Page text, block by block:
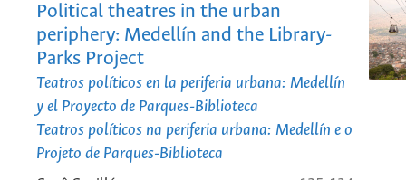
Political theatres in the urban
periphery: Medellín and the Library-
Parks Project
Teatros políticos en la periferia urbana: Medellín
y el Proyecto de Parques-Biblioteca
Teatros políticos na periferia urbana: Medellín e o
Projeto de Parques-Biblioteca